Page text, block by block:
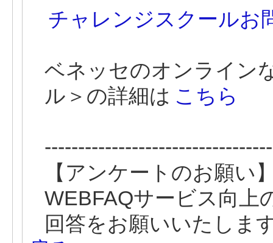
チャレンジスクールお
ベネッセのオンライン
ル＞の詳細は こちら
【アンケートのお願い
WEBFAQサービス向上
回答をお願いいたしま